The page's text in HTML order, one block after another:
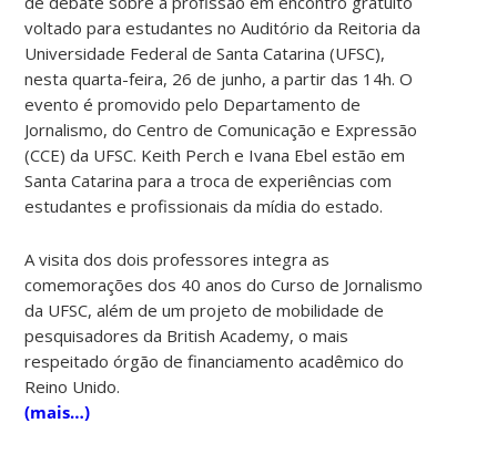
voltado para estudantes no Auditório da Reitoria da
Universidade Federal de Santa Catarina (UFSC),
nesta quarta-feira, 26 de junho, a partir das 14h. O
evento é promovido pelo Departamento de
Jornalismo, do Centro de Comunicação e Expressão
(CCE) da UFSC. Keith Perch e Ivana Ebel estão em
Santa Catarina para a troca de experiências com
estudantes e profissionais da mídia do estado.
A visita dos dois professores integra as
comemorações dos 40 anos do Curso de Jornalismo
da UFSC, além de um projeto de mobilidade de
pesquisadores da British Academy, o mais
respeitado órgão de financiamento acadêmico do
Reino Unido.
(mais…)